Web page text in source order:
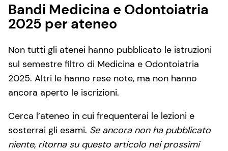
Bandi Medicina e Odontoiatria
2025 per ateneo
Non tutti gli atenei hanno pubblicato le istruzioni
sul semestre filtro di Medicina e Odontoiatria
2025. Altri le hanno rese note, ma non hanno
ancora aperto le iscrizioni.
Cerca l’ateneo in cui frequenterai le lezioni e
sosterrai gli esami. Se ancora non ha pubblicato
niente, ritorna su questo articolo nei prossimi